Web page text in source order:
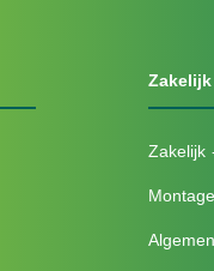
Zakelijk